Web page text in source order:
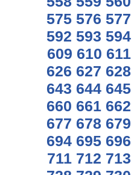
575 576 577
592 593 594
609 610 611
626 627 628
643 644 645
660 661 662
677 678 679
694 695 696
711 712 713